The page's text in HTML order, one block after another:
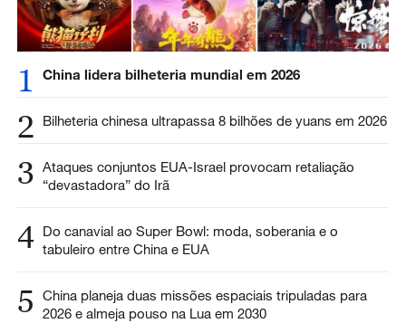
1 China lidera bilheteria mundial em 2026
2 Bilheteria chinesa ultrapassa 8 bilhões de yuans em 2026
3 Ataques conjuntos EUA-Israel provocam retaliação
“devastadora” do Irã
4 Do canavial ao Super Bowl: moda, soberania e o
tabuleiro entre China e EUA
5
China planeja duas missões espaciais tripuladas para
2026 e almeja pouso na Lua em 2030